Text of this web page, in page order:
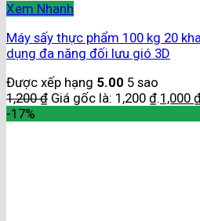
Xem Nhanh
Máy sấy thực phẩm 100 kg 20
dụng đa năng đối lưu gió 3D
Được xếp hạng 5.00 5 sao
1,200₫ Giá gốc là: 1,200 ₫.1,000
-17%